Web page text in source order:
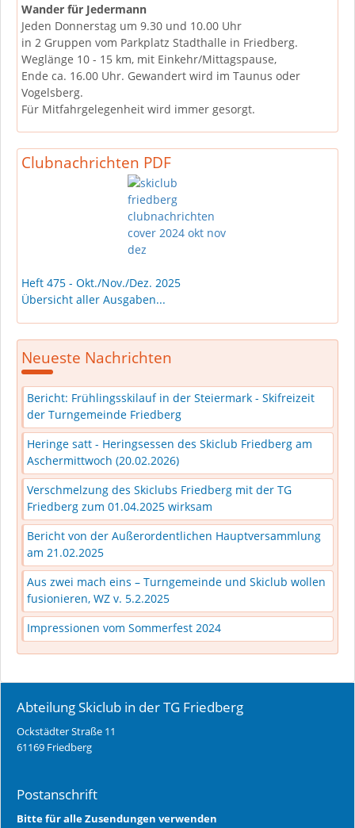
Wander für Jedermann
Jeden Donnerstag um 9.30 und 10.00 Uhr
in 2 Gruppen vom Parkplatz Stadthalle in Friedberg.
Weglänge 10 - 15 km, mit Einkehr/Mittagspause,
Ende ca. 16.00 Uhr. Gewandert wird im Taunus oder
Vogelsberg.
Für Mitfahrgelegenheit wird immer gesorgt.
Clubnachrichten PDF
Heft 475 - Okt./Nov./Dez. 2025
Übersicht aller Ausgaben...
Neueste Nachrichten
Bericht: Frühlingsskilauf in der Steiermark - Skifreizeit
der Turngemeinde Friedberg
Heringe satt - Heringsessen des Skiclub Friedberg am
Aschermittwoch (20.02.2026)
Verschmelzung des Skiclubs Friedberg mit der TG
Friedberg zum 01.04.2025 wirksam
Bericht von der Außerordentlichen Hauptversammlung
am 21.02.2025
Aus zwei mach eins – Turngemeinde und Skiclub wollen
fusionieren, WZ v. 5.2.2025
Impressionen vom Sommerfest 2024
Abteilung Skiclub in der TG Friedberg
Ockstädter Straße 11
61169 Friedberg
Postanschrift
Bitte für alle Zusendungen verwenden